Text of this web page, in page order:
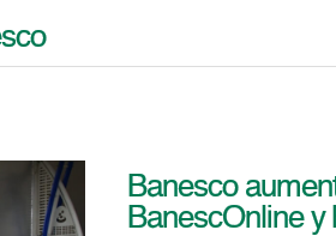
Banesco
BanescOnline y